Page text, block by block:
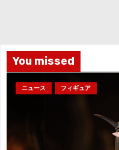
You missed
ニュース フィギュア